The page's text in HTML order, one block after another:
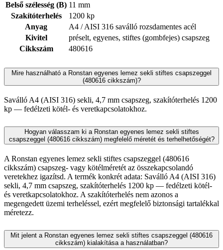
Belső szélesség (B) 11 mm
Szakítóterhelés
1200 kp
Anyag
A4 / AISI 316 saválló rozsdamentes acél
Kivitel
préselt, egyenes, stiftes (gombfejes) csapszeg
Cikkszám
480616
Mire használható a Ronstan egyenes lemez sekli stiftes csapszeggel
(480616 cikkszám)?
Saválló A4 (AISI 316) sekli, 4,7 mm csapszeg, szakítóterhelés 1200
kp — fedélzeti kötél- és veretkapcsolatokhoz.
Hogyan válasszam ki a Ronstan egyenes lemez sekli stiftes
csapszeggel (480616 cikkszám) megfelelő méretét és terhelhetőségét?
A Ronstan egyenes lemez sekli stiftes csapszeggel (480616
cikkszám) csapszeg- vagy kötélméretét az összekapcsolandó
veretekhez igazítsd. A termék konkrét adata: Saválló A4 (AISI 316)
sekli, 4,7 mm csapszeg, szakítóterhelés 1200 kp — fedélzeti kötél-
és veretkapcsolatokhoz. A szakítóterhelés nem azonos a
megengedett üzemi terheléssel, ezért megfelelő biztonsági tartalékkal
méretezz.
Mit jelent a Ronstan egyenes lemez sekli stiftes csapszeggel (480616
cikkszám) kialakítása a használatban?